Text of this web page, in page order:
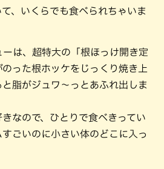
、いくらでも食べられちゃいま
は、超特大の「根ほっけ開き定
った根ホッケをじっくり焼き上
脂がジュワ〜っとあふれ出しま
なので、ひとりで食べきってい
ごいのに小さい体のどこに入っ